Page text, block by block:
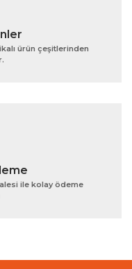
ürün çeşitlerinden
ile kolay ödeme